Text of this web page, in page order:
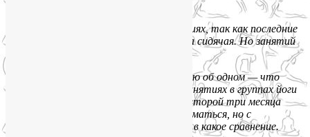
Сначала, было очень тяжело на занятиях, так как последние
8 лет было минимум движения, работа сидячая. Но занятий
Сейчас, по прошествии двух лет, жалею об одном — что
делала два больших перерыва в своих занятиях в группах йоги
на Октябрьском поле — один полгода, второй три месяца
(так получилось). Дома старалась заниматься, но с
групповыми занятиями это не идёт ни в какое сравнение.